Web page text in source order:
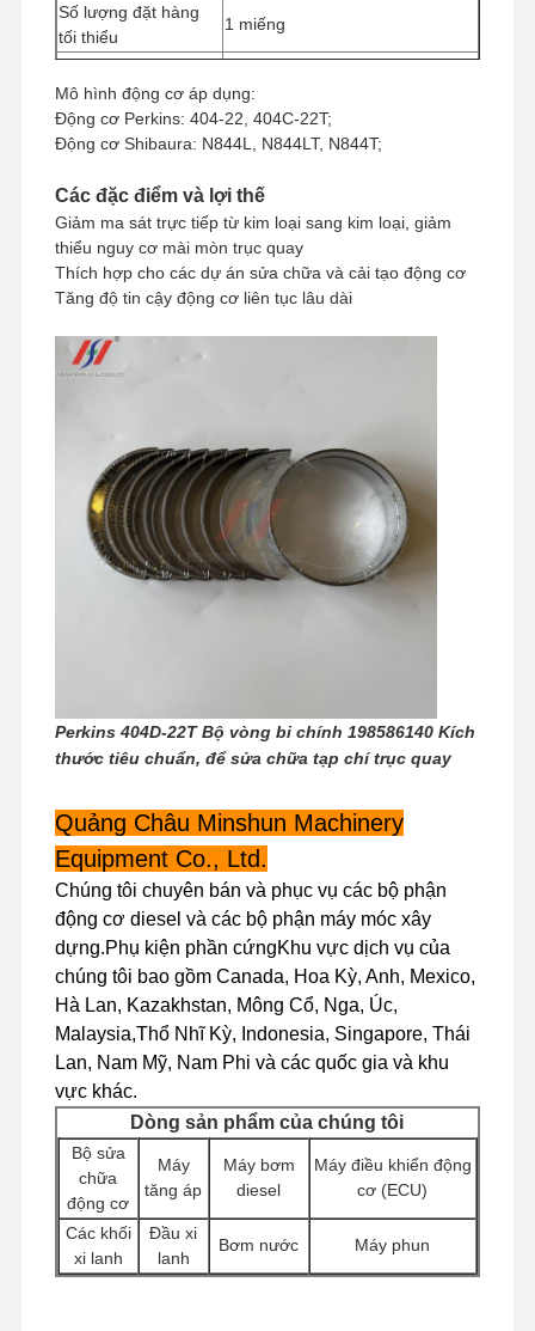
Nhà Sản Phẩm
Buổi Trình
Diễn VR
Về Chúng
Tôi
Chuyến
Tham Quan
Nhà Máy
Kiểm Soát
Chất Lượng
Liên Hệ Với
Chúng Tôi
Tin Tức
Các Trường
Hợp
động cơ Perkins
Động cơ Yanmar
Số lượng đặt hàng
tối thiểu
1 miếng
Phương thức thanh
toán
Phương pháp vận
chuyển
UPS/DHL/EMS/TNT/FedEx
Mô hình động cơ áp dụng:
Động cơ Perkins: 404-22, 404C-22T;
Động cơ Shibaura: N844L, N844LT, N844T;
Các đặc điểm và lợi thế
Giảm ma sát trực tiếp từ kim loại sang kim loại, giảm
thiểu nguy cơ mài mòn trục quay
Thích hợp cho các dự án sửa chữa và cải tạo động cơ
Tăng độ tin cậy động cơ liên tục lâu dài
Perkins 404D-22T Bộ vòng bi chính 198586140 Kích
thước tiêu chuẩn, để sửa chữa tạp chí trục quay
Quảng Châu Minshun Machinery
Equipment Co., Ltd.
Chúng tôi chuyên bán và phục vụ các bộ phận
động cơ diesel và các bộ phận máy móc xây
dựng.Phụ kiện phần cứngKhu vực dịch vụ của
chúng tôi bao gồm Canada, Hoa Kỳ, Anh, Mexico,
Hà Lan, Kazakhstan, Mông Cổ, Nga, Úc,
Malaysia,Thổ Nhĩ Kỳ, Indonesia, Singapore, Thái
Lan, Nam Mỹ, Nam Phi và các quốc gia và khu
vực khác.
Dòng sản phẩm của chúng tôi
Bộ sửa
chữa
động cơ
Máy
tăng áp
Máy bơm
diesel
Máy điều khiển động
cơ (ECU)
Các khối
xi lanh
Đầu xi
lanh
Bơm nước Máy phun